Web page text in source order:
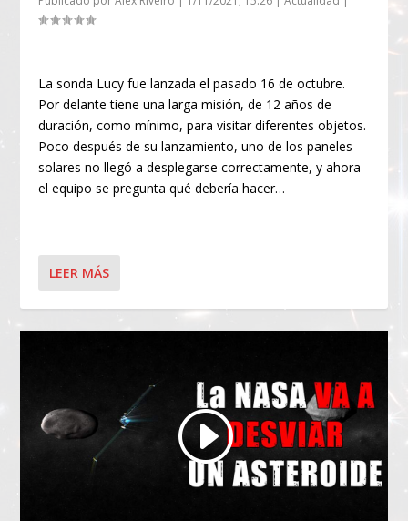
La sonda Lucy fue lanzada el pasado 16 de octubre.
Por delante tiene una larga misión, de 12 años de
duración, como mínimo, para visitar diferentes objetos.
Poco después de su lanzamiento, uno de los paneles
solares no llegó a desplegarse correctamente, y ahora
el equipo se pregunta qué debería hacer…
LEER MÁS